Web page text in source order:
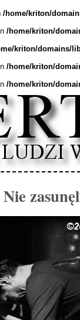
/home/kriton/
/home/kriton/
kriton/domains/
/home/kriton/
/home/kriton/